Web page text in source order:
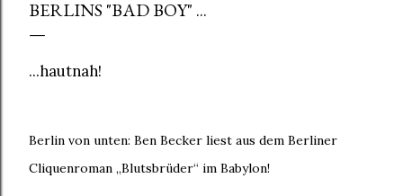
BERLINS "BAD BOY" ...
...hautnah!
Berlin von unten: Ben Becker liest aus dem Berliner
Cliquenroman „Blutsbrüder“ im Babylon!